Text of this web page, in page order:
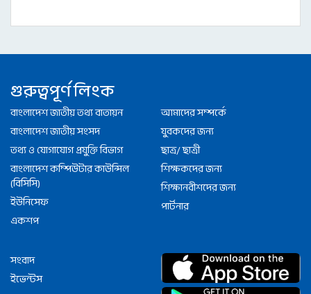
গুরুত্বপূর্ণ লিংক
বাংলাদেশ জাতীয় তথ্য বাতায়ন
বাংলাদেশ জাতীয় সংসদ
তথ্য ও যোগাযোগ প্রযুক্তি বিভাগ
বাংলাদেশ কম্পিউটার কাউন্সিল
(বিসিসি)
ইউনিসেফ
একশপ
আমাদের সম্পর্কে
যুবকদের জন্য
ছাত্র/ ছাত্রী
শিক্ষকদের জন্য
শিক্ষানবীশদের জন্য
পার্টনার
সংবাদ
ইভেন্টস